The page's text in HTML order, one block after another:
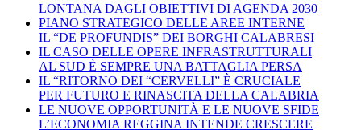
LONTANA DAGLI OBIETTIVI DI AGENDA 2030
PIANO STRATEGICO DELLE AREE INTERNE
IL “DE PROFUNDIS” DEI BORGHI CALABRESI
IL CASO DELLE OPERE INFRASTRUTTURALI
AL SUD È SEMPRE UNA BATTAGLIA PERSA
IL “RITORNO DEI “CERVELLI” È CRUCIALE
PER FUTURO E RINASCITA DELLA CALABRIA
LE NUOVE OPPORTUNITÀ E LE NUOVE SFIDE
L’ECONOMIA REGGINA INTENDE CRESCERE